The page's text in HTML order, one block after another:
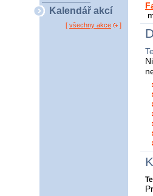
Kalendář akcí
[ všechny akce ]